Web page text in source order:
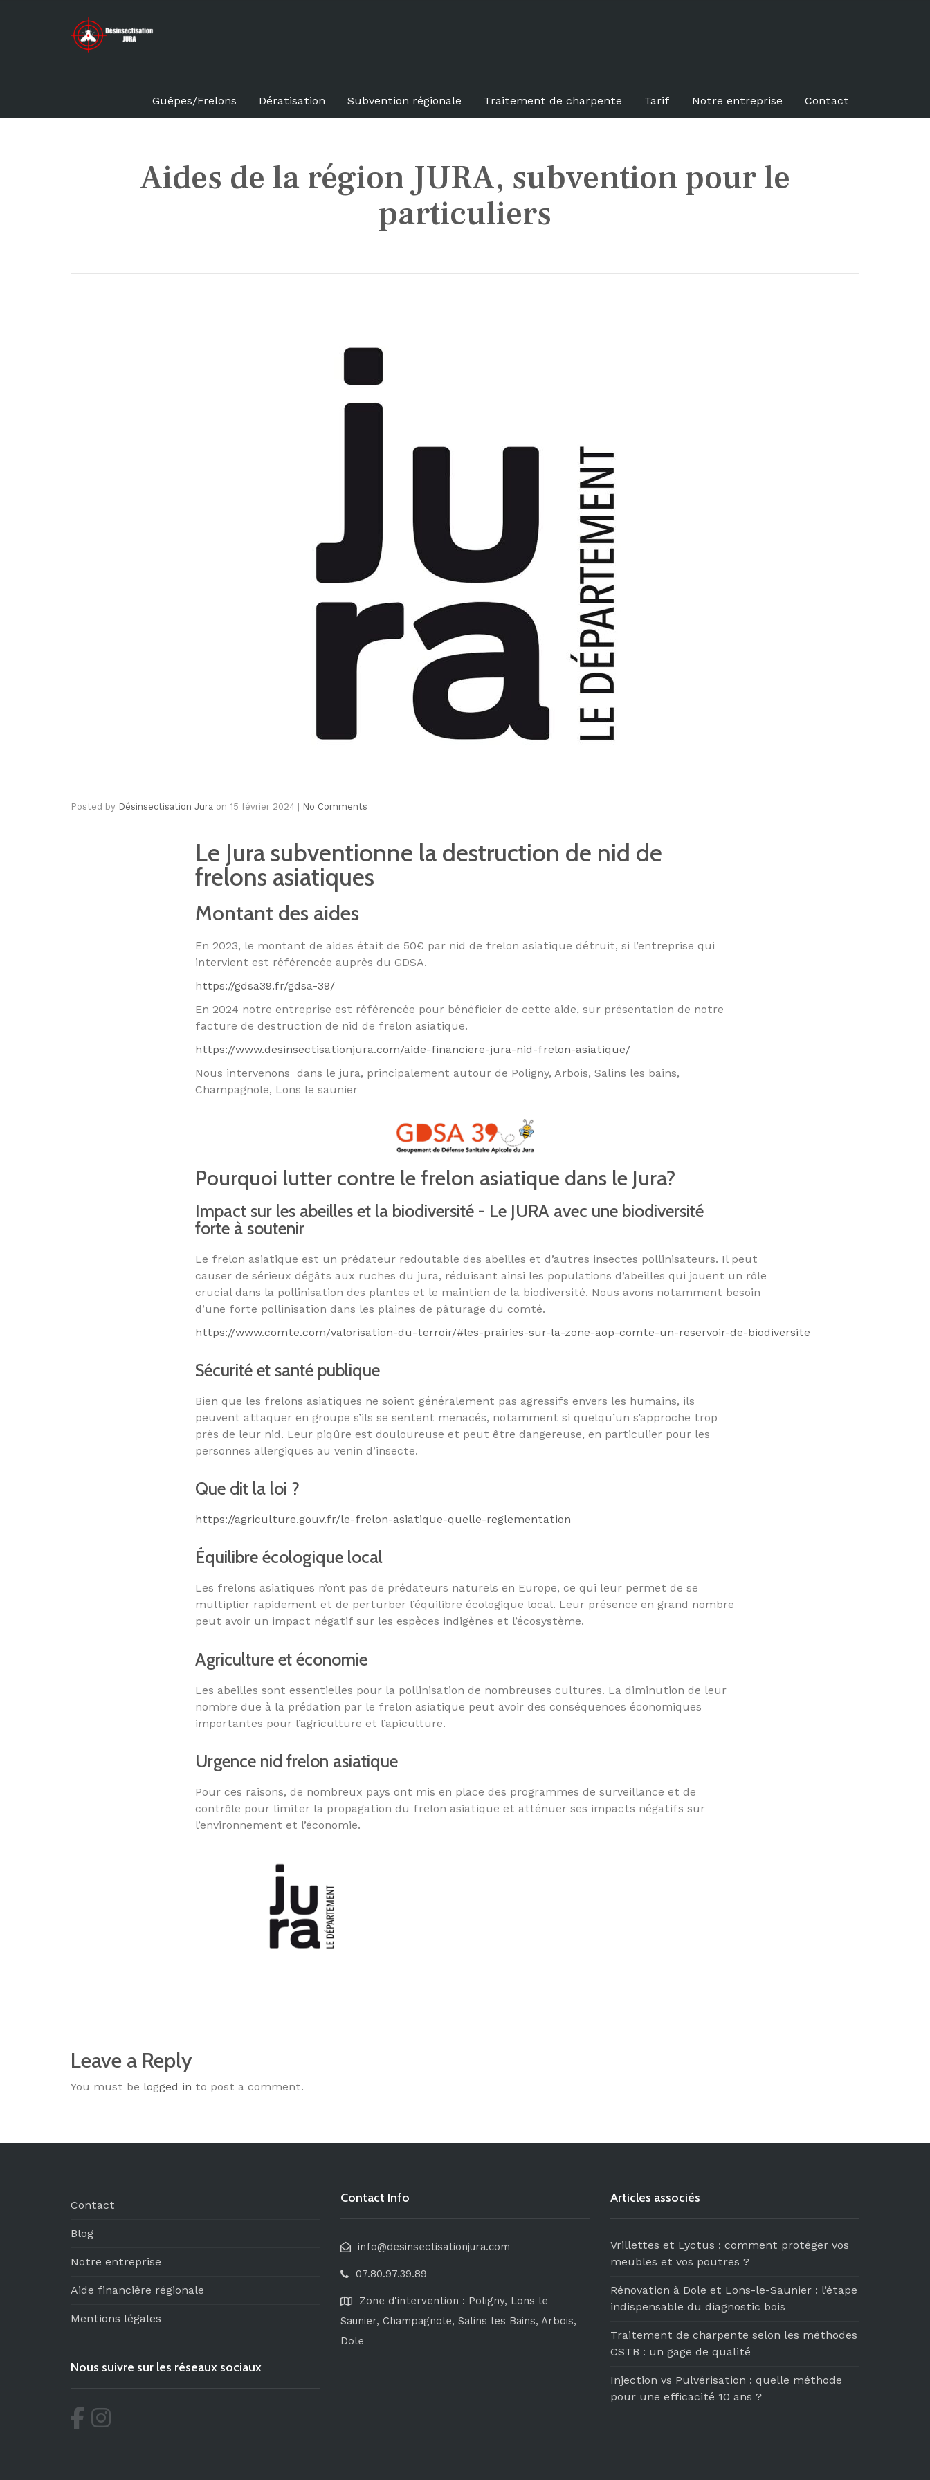
Guêpes/Frelons Dératisation Subvention régionale Traitement de charpente Tarif Notre entreprise Contact
Aides de la région JURA, subvention pour le
particuliers
Posted by Désinsectisation Jura on 15 février 2024 No Comments
Le Jura subventionne la destruction de nid de
frelons asiatiques
Montant des aides
En 2023, le montant de aides était de 50€ par nid de frelon asiatique détruit, si l’entreprise qui
intervient est référencée auprès du GDSA.
https://gdsa39.fr/gdsa-39/
En 2024 notre entreprise est référencée pour bénéficier de cette aide, sur présentation de notre
facture de destruction de nid de frelon asiatique.
https://www.desinsectisationjura.com/aide-financiere-jura-nid-frelon-asiatique/
Nous intervenons dans le jura, principalement autour de Poligny, Arbois, Salins les bains,
Champagnole, Lons le saunier
Pourquoi lutter contre le frelon asiatique dans le Jura?
Impact sur les abeilles et la biodiversité - Le JURA avec une biodiversité
forte à soutenir
Le frelon asiatique est un prédateur redoutable des abeilles et d’autres insectes pollinisateurs. Il peut
causer de sérieux dégâts aux ruches du jura, réduisant ainsi les populations d’abeilles qui jouent un rôle
crucial dans la pollinisation des plantes et le maintien de la biodiversité. Nous avons notamment besoin
d’une forte pollinisation dans les plaines de pâturage du comté.
https://www.comte.com/valorisation-du-terroir/#les-prairies-sur-la-zone-aop-comte-un-reservoir-de-biodiversite
Sécurité et santé publique
Bien que les frelons asiatiques ne soient généralement pas agressifs envers les humains, ils
peuvent attaquer en groupe s’ils se sentent menacés, notamment si quelqu’un s’approche trop
près de leur nid. Leur piqûre est douloureuse et peut être dangereuse, en particulier pour les
personnes allergiques au venin d’insecte.
Que dit la loi ?
https://agriculture.gouv.fr/le-frelon-asiatique-quelle-reglementation
Équilibre écologique local
Les frelons asiatiques n’ont pas de prédateurs naturels en Europe, ce qui leur permet de se
multiplier rapidement et de perturber l’équilibre écologique local. Leur présence en grand nombre
peut avoir un impact négatif sur les espèces indigènes et l’écosystème.
Agriculture et économie
Les abeilles sont essentielles pour la pollinisation de nombreuses cultures. La diminution de leur
nombre due à la prédation par le frelon asiatique peut avoir des conséquences économiques
importantes pour l’agriculture et l’apiculture.
Urgence nid frelon asiatique
Pour ces raisons, de nombreux pays ont mis en place des programmes de surveillance et de
contrôle pour limiter la propagation du frelon asiatique et atténuer ses impacts négatifs sur
l’environnement et l’économie.
Leave a Reply
You must be logged in to post a comment.
Contact
Blog
Notre entreprise
Aide financière régionale
Mentions légales
Nous suivre sur les réseaux sociaux
Contact Info
info@desinsectisationjura.com
07.80.97.39.89
Zone d'intervention : Poligny, Lons le
Saunier, Champagnole, Salins les Bains, Arbois,
Dole
Articles associés
Vrillettes et Lyctus : comment protéger vos
meubles et vos poutres ?
Rénovation à Dole et Lons-le-Saunier : l’étape
indispensable du diagnostic bois
Traitement de charpente selon les méthodes
CSTB : un gage de qualité
Injection vs Pulvérisation : quelle méthode
pour une efficacité 10 ans ?